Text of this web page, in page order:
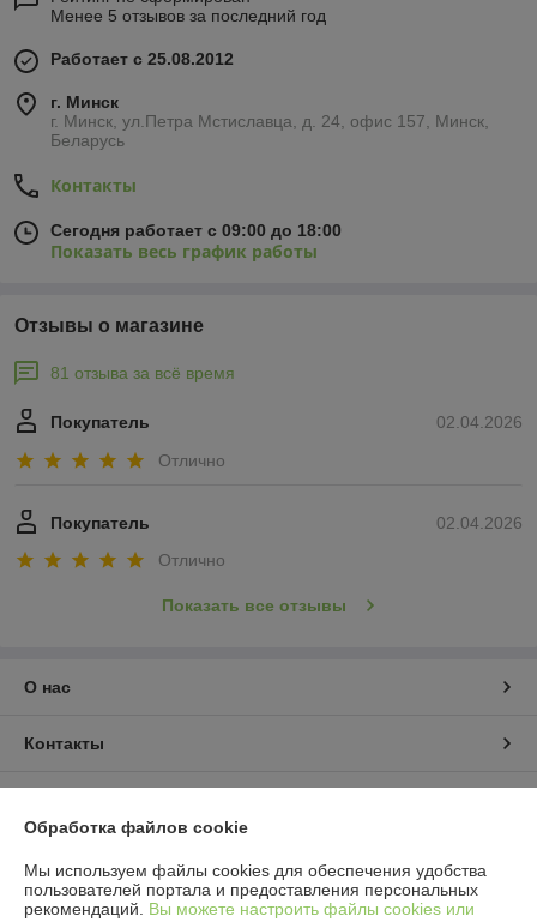
Менее 5 отзывов за последний год
Работает с 25.08.2012
г. Минск
г. Минск, ул.Петра Мстиславца, д. 24, офис 157, Минск,
Беларусь
Контакты
Сегодня работает с 09:00 до 18:00
Показать весь график работы
Отзывы о магазине
81 отзыва за всё время
02.04.2026
Покупатель
Отлично
02.04.2026
Покупатель
Отлично
Показать все отзывы
О нас
Контакты
Полная версия сайта
Обработка файлов cookie
Мы используем файлы cookies для обеспечения удобства
пользователей портала и предоставления персональных
рекомендаций. Вы можете настроить файлы cookies или